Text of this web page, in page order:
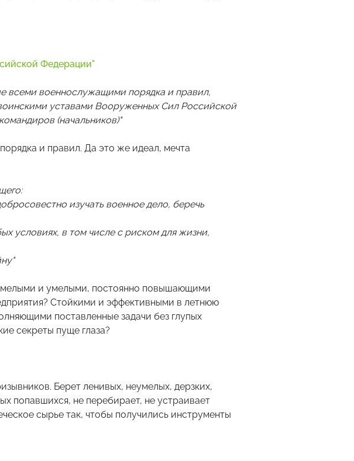
Федерации"
всеми военнослужащими порядка и правил,
уставами Вооруженных Сил Российской
(начальников)"
и правил. Да это же идеал, мечта
изучать военное дело, беречь
условиях, в том числе с риском для жизни,
и умелыми, постоянно повышающими
Стойкими и эффективными в летнюю
поставленные задачи без глупых
секреты пуще глаза?
Берет ленивых, неумелых, дерзких,
попавшихся, не перебирает, не устраивает
сырье так, чтобы получились инструменты